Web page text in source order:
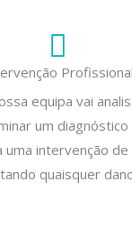
Profissional
equipa vai
um diagnóstico
uma intervenção
quaisquer